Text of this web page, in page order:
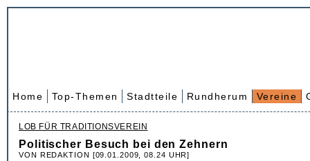
Home Top-Themen Stadtteile Rundherum Vereine
LOB FÜR TRADITIONSVEREIN
Politischer Besuch bei den Zehnern
VON REDAKTION [09.01.2009, 08.24 UHR]